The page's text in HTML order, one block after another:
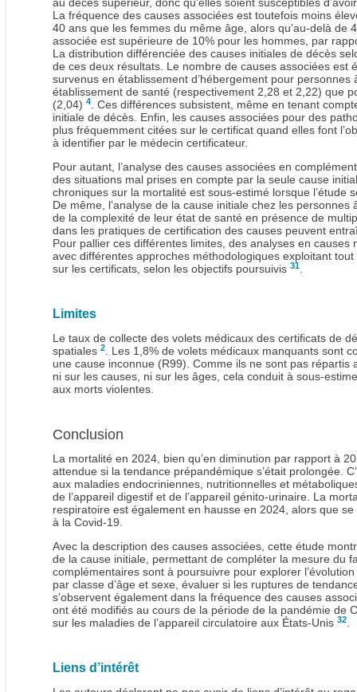
au décès supérieur, donc qu’elles soient susceptibles
La fréquence des causes associées est toutefois moins
40 ans que les femmes du même âge, alors qu’au-delà de
associée est supérieure de 10% pour les hommes, par
La distribution différenciée des causes initiales de décès
de ces deux résultats. Le nombre de causes associées est
survenus en établissement d’hébergement pour
établissement de santé (respectivement 2,28 et 2,22) que
(2,04) 4. Ces différences subsistent, même en tenant
initiale de décès. Enfin, les causes associées pour des
plus fréquemment citées sur le certificat quand elles font
à identifier par le médecin certificateur.
Pour autant, l’analyse des causes associées en
des situations mal prises en compte par la seule cause
chroniques sur la mortalité est sous-estimé lorsque l’étude
De même, l’analyse de la cause initiale chez les
de la complexité de leur état de santé en présence de
dans les pratiques de certification des causes peuvent
Pour pallier ces différentes limites, des analyses en causes
avec différentes approches méthodologiques exploitant
sur les certificats, selon les objectifs poursuivis 31.
Limites
Le taux de collecte des volets médicaux des certificats de
spatiales 2. Les 1,8% de volets médicaux manquants sont
une cause inconnue (R99). Comme ils ne sont pas répartis
ni sur les causes, ni sur les âges, cela conduit à sous-
aux morts violentes.
Conclusion
La mortalité en 2024, bien qu’en diminution par rapport à
attendue si la tendance prépandémique s’était prolongée.
aux maladies endocriniennes, nutritionnelles et
de l’appareil digestif et de l’appareil génito-urinaire. La
respiratoire est également en hausse en 2024, alors que
à la Covid-19.
Avec la description des causes associées, cette étude
de la cause initiale, permettant de compléter la mesure du
complémentaires sont à poursuivre pour explorer
par classe d’âge et sexe, évaluer si les ruptures de
s’observent également dans la fréquence des causes
ont été modifiés au cours de la période de la pandémie de
sur les maladies de l’appareil circulatoire aux États-Unis 32.
Liens d’intérêt